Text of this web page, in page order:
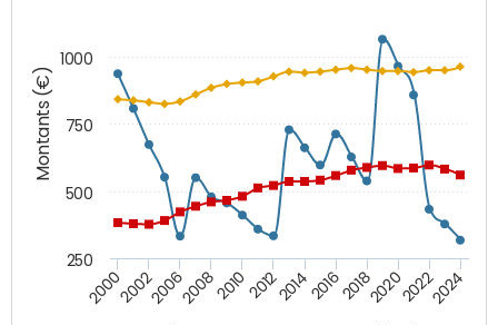
Montants (€)
200020022006200820102012201420162018202020222024
1000
250
500
750